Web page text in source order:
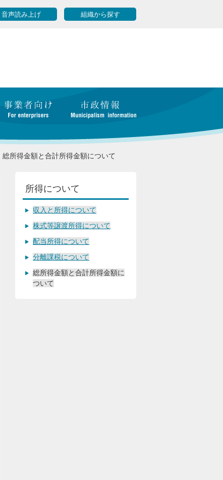
音声読み上げ 組織から探す
総所得金額と合計所得金額について
所得について
収入と所得について
株式等譲渡所得について
配当所得について
分離課税について
総所得金額と合計所得金額に
ついて